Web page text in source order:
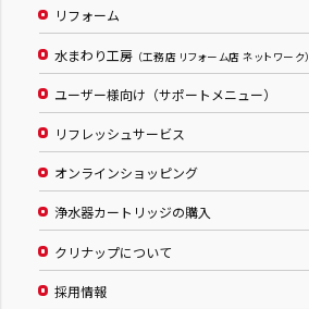
リフォーム
水まわり工房 （工務店 リフォーム店 ネットワーク）
ユーザー様向け（サポートメニュー）
リフレッシュサービス
オンラインショッピング
浄水器カートリッジの購入
クリナップについて
採用情報